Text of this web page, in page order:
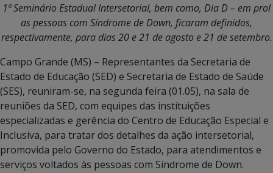
1º Seminário Estadual Intersetorial, bem como, Dia D – em prol
as pessoas com Síndrome de Down, ficaram definidos,
respectivamente, para dias 20 e 21 de agosto e 21 de setembro.
Campo Grande (MS) – Representantes da Secretaria de
Estado de Educação (SED) e Secretaria de Estado de Saúde
(SES), reuniram-se, na segunda feira (01.05), na sala de
reuniões da SED, com equipes das instituições
especializadas e gerência do Centro de Educação Especial e
Inclusiva, para tratar dos detalhes da ação intersetorial,
promovida pelo Governo do Estado, para atendimentos e
serviços voltados às pessoas com Síndrome de Down.